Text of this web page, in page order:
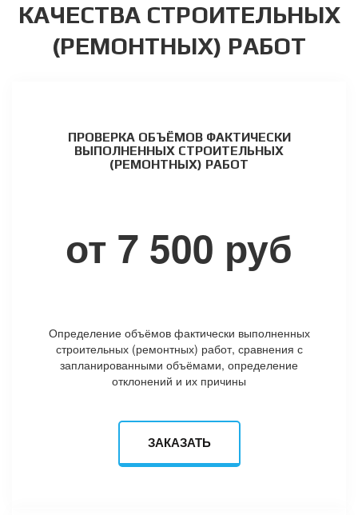
КАЧЕСТВА СТРОИТЕЛЬНЫХ
(РЕМОНТНЫХ) РАБОТ
ПРОВЕРКА ОБЪЁМОВ ФАКТИЧЕСКИ
ВЫПОЛНЕННЫХ СТРОИТЕЛЬНЫХ
(РЕМОНТНЫХ) РАБОТ
от 7 500 руб
Определение объёмов фактически выполненных
строительных (ремонтных) работ, сравнения с
запланированными объёмами, определение
отклонений и их причины
ЗАКАЗАТЬ